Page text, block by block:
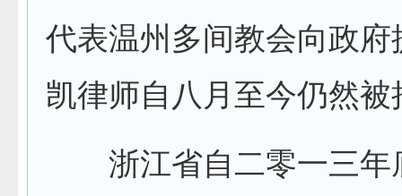
代表温州多间教会向政府
凯律师自八月至今仍然被
浙江省自二零一三年